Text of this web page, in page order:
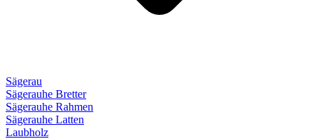
Sägerau
Sägerauhe Bretter
Sägerauhe Rahmen
Sägerauhe Latten
Laubholz